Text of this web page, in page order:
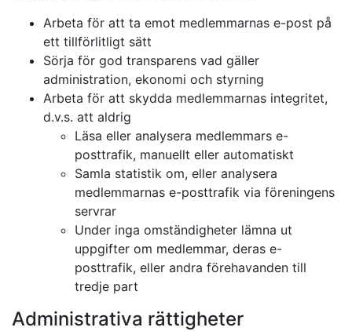
Arbeta för att ta emot medlemmarnas e-post på
ett tillförlitligt sätt
Sörja för god transparens vad gäller
administration, ekonomi och styrning
Arbeta för att skydda medlemmarnas integritet,
d.v.s. att aldrig
Läsa eller analysera medlemmars e-
posttrafik, manuellt eller automatiskt
Samla statistik om, eller analysera
medlemmarnas e-posttrafik via föreningens
servrar
Under inga omständigheter lämna ut
uppgifter om medlemmar, deras e-
posttrafik, eller andra förehavanden till
tredje part
Administrativa rättigheter